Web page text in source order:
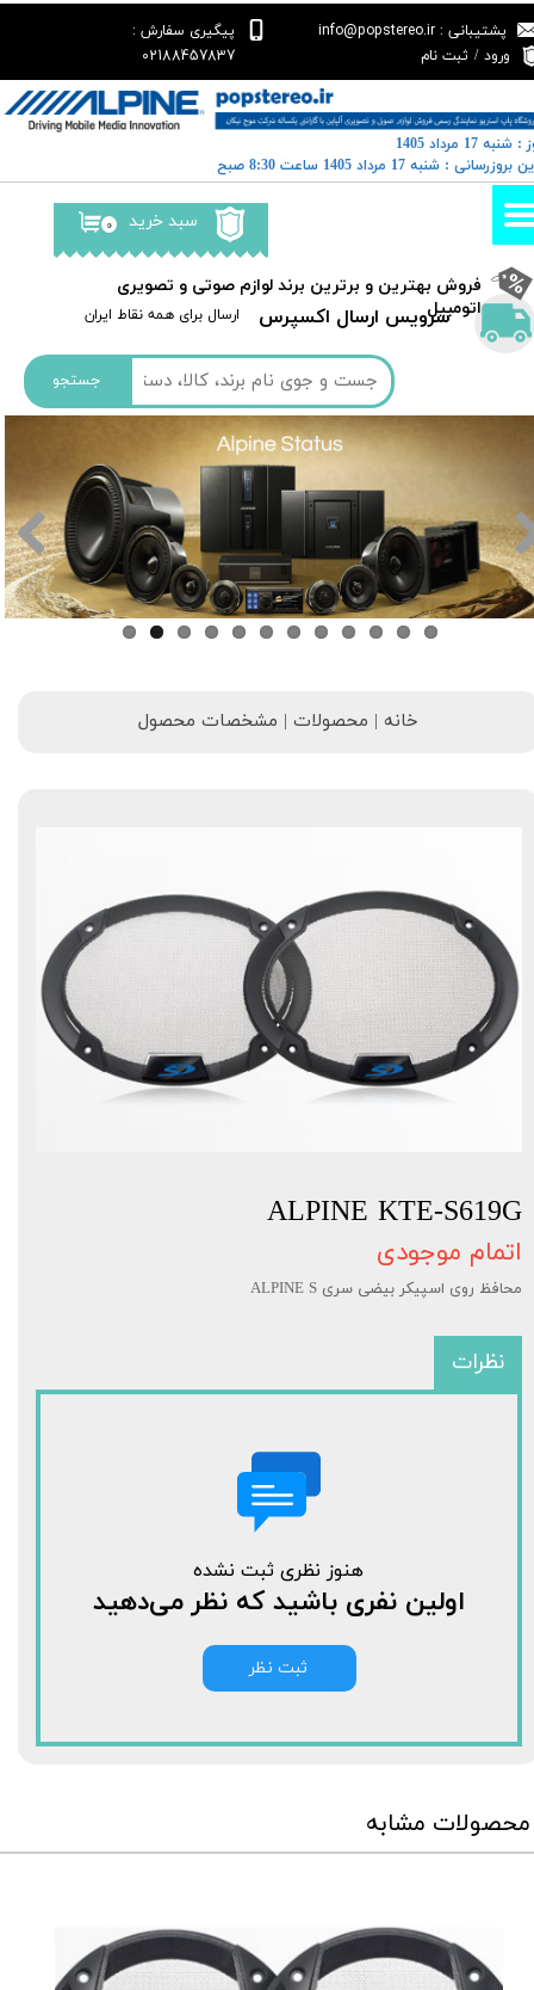
جستجو
سرویس ارسال اکسپرس ​​ارسال برای همه نقاط ایران
پشتیبانی : info@popstereo.ir
پیگیری سفارش :
02188457837
ورود / ثبت نام
حساب کاربری من
تغییر گذر واژه
سفارشات
خروج از حساب کاربری
۰ سبد خرید
​فروش بهترین و برترین برند لوازم صوتی و تصویری
اتومبیل​​​​​​​
17 مرداد 1405
: شنبه 17 مرداد 1405 ساعت 8:30 صبح
خانه | محصولات | مشخصات محصول
ALPINE KTE-S619G
اتمام موجودی
محافظ روی اسپیکر بیضی سری ALPINE S
نظرات
هنوز نظری ثبت نشده
اولین نفری باشید که نظر می‌دهید
ثبت نظر
محصولات مشابه